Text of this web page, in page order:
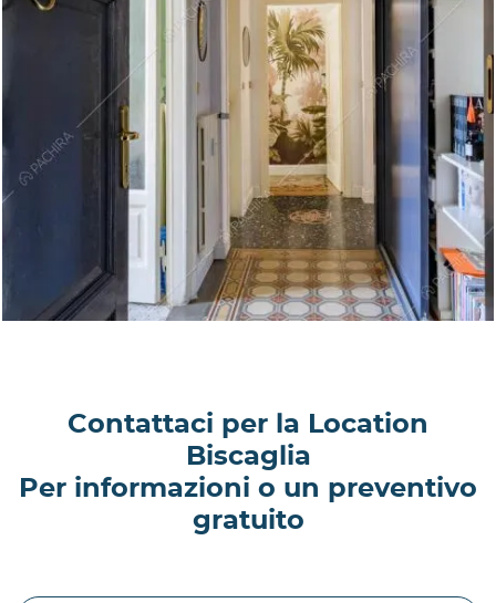
Contattaci per la Location
Biscaglia
Per informazioni o un preventivo
gratuito